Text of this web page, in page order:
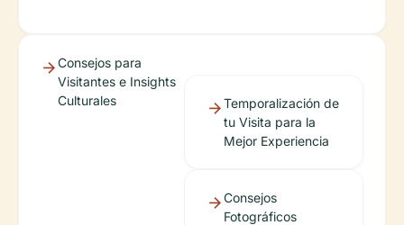
Consejos para
Visitantes e Insights
Culturales
Temporalización de
tu Visita para la
Mejor Experiencia
Consejos
Fotográficos